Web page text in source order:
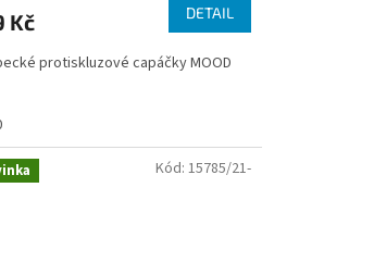
Kč DETAIL
protiskluzové capáčky MOOD
Kód: 15785/21-